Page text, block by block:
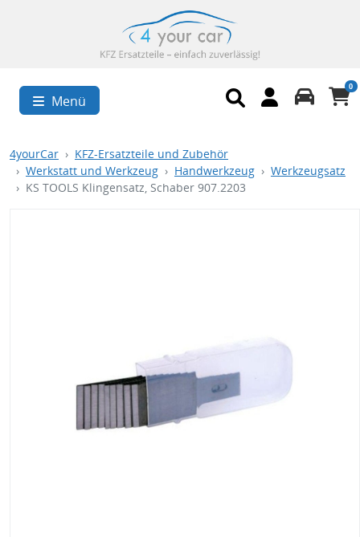
Menü
0
4yourCar
KFZ-Ersatzteile und Zubehör
Werkstatt und Werkzeug
Handwerkzeug
Werkzeugsatz
KS TOOLS Klingensatz, Schaber 907.2203